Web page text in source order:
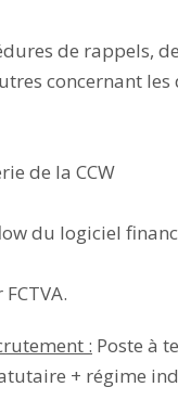
de rappels,
concernant les
de la CCW
du logiciel
: Poste à
+ régime